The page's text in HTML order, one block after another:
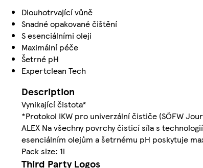
Dlouhotrvající vůně
Snadné opakované čištění
S esenciálními oleji
Maximální péče
Šetrné pH
Expertclean Tech
Description
Vynikající čistota*
*Protokol IKW pro univerzální čističe (SÖFW
ALEX Na všechny povrchy čisticí síla s
esenciálním olejům a šetrnému pH poskytuje
Pack size: 1l
Third Party Logos